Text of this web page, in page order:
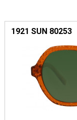
1921 SUN 80253